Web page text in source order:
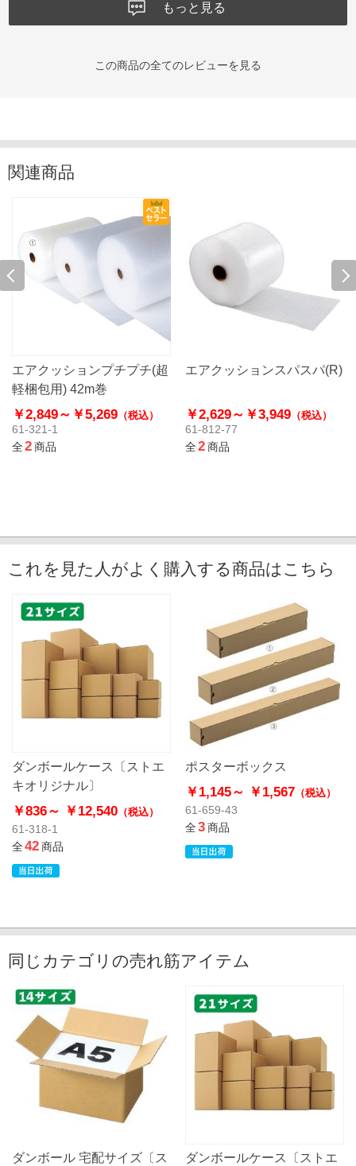
もっと見る
この商品の全てのレビューを見る
関連商品
エアクッションプチプチ(超
軽梱包用) 42m巻
￥2,849～ ￥5,269 （税込）
61-321-1
全2商品
エアクッションスパスパ(R)
￥2,629～ ￥3,949 （税込）
61-812-77
全2商品
これを見た人がよく購入する商品はこちら
ダンボールケース〔ストエ
キオリジナル〕
￥836～ ￥12,540 （税込）
61-318-1
全42商品
ポスターボックス
￥1,145～ ￥1,567（税込）
61-659-43
全3商品
同じカテゴリの売れ筋アイテム
ダンボール 宅配サイズ〔ス ダンボールケース〔ストエ